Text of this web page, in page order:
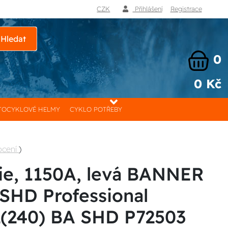
CZK Přihlášení Registrace
Hledat
0
0 Kč
HELMY CYKLO POTŘEBY
)
1150A, levá BANNER
Professional
BA SHD P72503